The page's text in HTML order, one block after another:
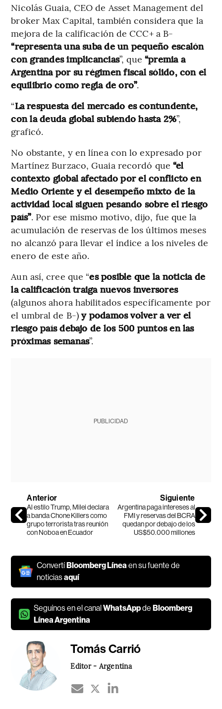
Nicolás Guaia, CEO de Asset Management del
broker Max Capital, también considera que la
mejora de la calificación de CCC+ a B-
“representa una suba de un pequeño escalón
con grandes implicancias”, que “premia a
Argentina por su régimen fiscal sólido, con el
equilibrio como regla de oro”.
“La respuesta del mercado es contundente,
con la deuda global subiendo hasta 2%”,
graficó.
No obstante, y en línea con lo expresado por
Martínez Burzaco, Guaia recordó que “el
contexto global afectado por el conflicto en
Medio Oriente y el desempeño mixto de la
actividad local siguen pesando sobre el riesgo
país”. Por ese mismo motivo, dijo, fue que la
acumulación de reservas de los últimos meses
no alcanzó para llevar el índice a los niveles de
enero de este año.
Aun así, cree que “es posible que la noticia de
la calificación traiga nuevos inversores
(algunos ahora habilitados específicamente por
el umbral de B-)y podamos volver a ver el
riesgo país debajo de los 500 puntos en las
próximas semanas”.
PUBLICIDAD
Anterior
Al estilo Trump, Milei declara
a banda Chone Killers como
grupo terrorista tras reunión
con Noboa en Ecuador
Siguiente
Argentina paga intereses al
FMI y reservas del BCRA
quedan por debajo de los
US$50.000 millones
ConvertíBloomberg Línea en su fuente de
noticiasaquí
Seguínos en el canalWhatsAppdeBloomberg
Línea Argentina
Tomás Carrió
Editor - Argentina